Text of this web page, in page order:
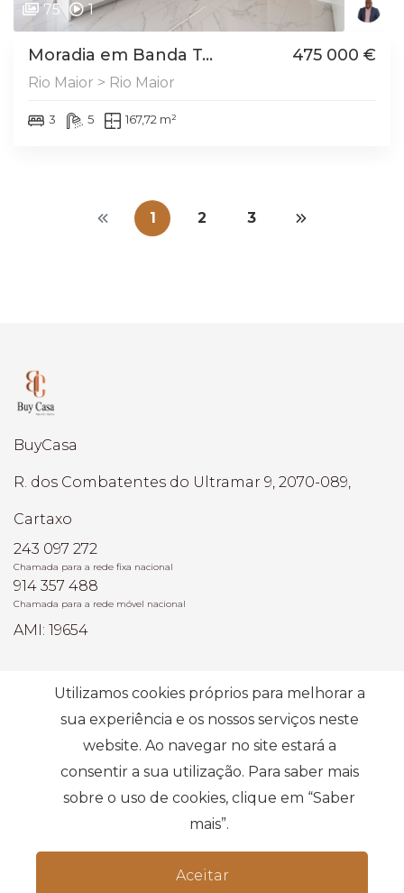
75 1
Moradia em Banda T... 475 000 €
Rio Maior > Rio Maior
3 5 167,72 m²
1 2 3
BuyCasa
R. dos Combatentes do Ultramar 9, 2070-089,
Cartaxo
243 097 272
Chamada para a rede fixa nacional
914 357 488
Chamada para a rede móvel nacional
AMI: 19654
Pesquisas mais Frequentes
Subscrever
Utilizamos cookies próprios para melhorar a
sua experiência e os nossos serviços neste
website. Ao navegar no site estará a
consentir a sua utilização. Para saber mais
sobre o uso de cookies, clique em “Saber
mais”.
Aceitar